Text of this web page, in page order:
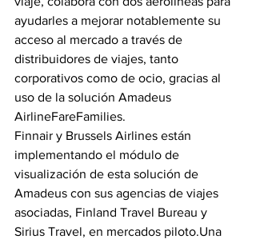
ayudarles a mejorar notablemente su
acceso al mercado a través de
distribuidores de viajes, tanto
corporativos como de ocio, gracias al
uso de la solución Amadeus
AirlineFareFamilies.
Finnair y Brussels Airlines están
implementando el módulo de
visualización de esta solución de
Amadeus con sus agencias de viajes
asociadas, Finland Travel Bureau y
Sirius Travel, en mercados piloto.Una